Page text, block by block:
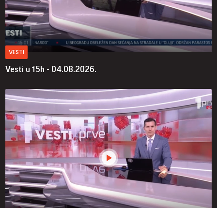
VESTI
Vesti u 15h - 04.08.2026.